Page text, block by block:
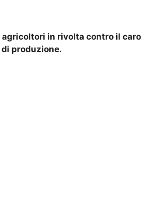
in rivolta contro il
produzione.